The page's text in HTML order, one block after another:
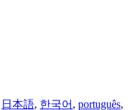
日本語, 한국어 , português,